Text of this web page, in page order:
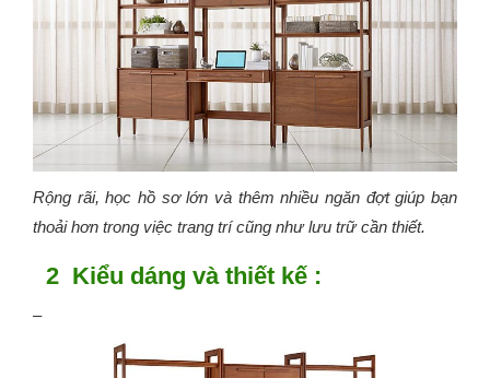
Rộng rãi, học hồ sơ lớn và thêm nhiều ngăn đợt giúp bạn
thoải hơn trong việc trang trí cũng như lưu trữ cần thiết.
2 Kiểu dáng và thiết kế :
–